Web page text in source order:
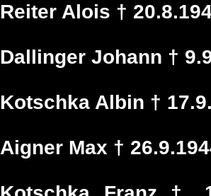
Reiter Alois †
Dallinger Johann †
Kotschka Albin †
Aigner Max †